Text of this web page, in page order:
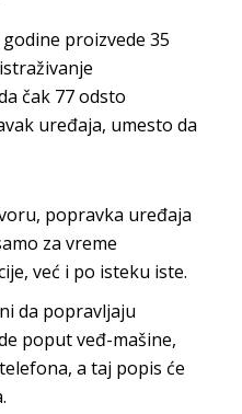
proizvede 35
čak 77 odsto
uređaja, umesto da
popravka uređaja
za vreme
već i po isteku iste.
da popravljaju
poput veđ-mašine,
a taj popis će